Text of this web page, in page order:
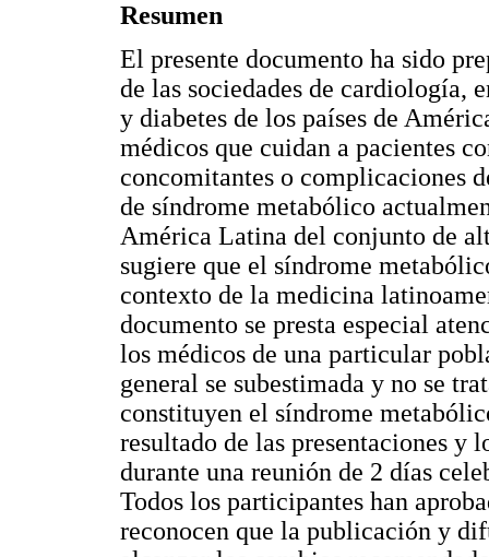
Resumen
El presente documento ha sido
de las sociedades de
y diabetes de los países de
médicos que cuidan a pacientes
concomitantes o complicaciones
de síndrome metabólico
América Latina del conjunto de
sugiere que el síndrome
contexto de la medicina
documento se presta especial
los médicos de una particular
general se subestimada y no se
constituyen el síndrome
resultado de las presentaciones y
durante una reunión de 2 días
Todos los participantes han
reconocen que la publicación y